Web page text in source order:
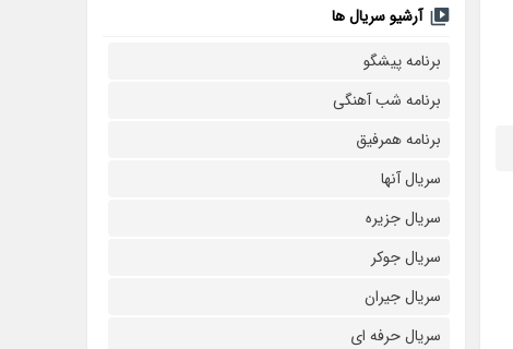
آرشیو سریال ها
برنامه پیشگو
برنامه شب آهنگی
برنامه همرفیق
سریال آنها
سریال جزیره
سریال جوکر
سریال جیران
سریال حرفه ای